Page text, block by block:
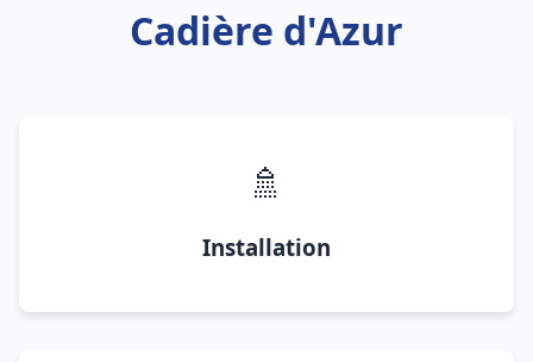
Cadière d'Azur
🚿
Installation